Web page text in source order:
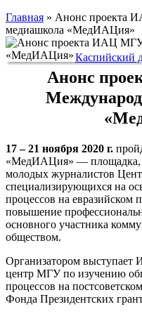
Главная » Анонс проекта
медиашкола «МедИАЦия»
Каспийский
Анонс
17 – 21 ноября 2020 г.
«МедИАЦия» — площадка,
молодых журналистов
специализирующихся на
процессов на евразийском
повышение
основного участника
обществом.
Организатором выступает
центр МГУ по изучению
процессов на
Фонда Президентских